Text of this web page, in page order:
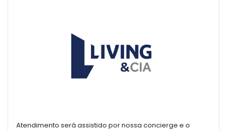
Atendimento será assistido por nossa concierge e o